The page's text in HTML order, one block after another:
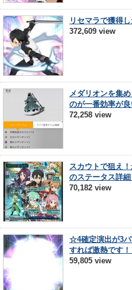
リセマラで獲得
372,609 view
メダリオンを集
のが一番効率が良
72,258 view
スカウトで狙え
のステータス詳
70,182 view
☆4確定演出が3パ
すれば激熱です！
59,805 view